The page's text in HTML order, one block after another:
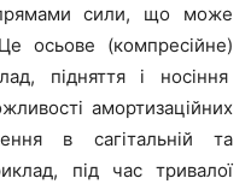
сили, що може
осьове (компресійне)
підняття і носіння
амортизаційних
в сагітальній та
під час тривалої